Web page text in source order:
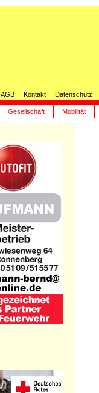
AGB Kontakt Datenschutz
Gesellschaft Mobilität